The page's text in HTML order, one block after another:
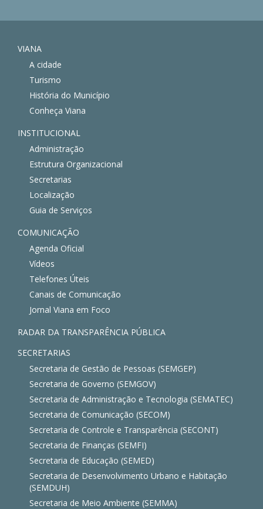
VIANA
A cidade
Turismo
História do Município
Conheça Viana
INSTITUCIONAL
Administração
Estrutura Organizacional
Secretarias
Localização
Guia de Serviços
COMUNICAÇÃO
Agenda Oficial
Vídeos
Telefones Úteis
Canais de Comunicação
Jornal Viana em Foco
RADAR DA TRANSPARÊNCIA PÚBLICA
SECRETARIAS
Secretaria de Gestão de Pessoas (SEMGEP)
Secretaria de Governo (SEMGOV)
Secretaria de Administração e Tecnologia (SEMATEC)
Secretaria de Comunicação (SECOM)
Secretaria de Controle e Transparência (SECONT)
Secretaria de Finanças (SEMFI)
Secretaria de Educação (SEMED)
Secretaria de Desenvolvimento Urbano e Habitação
(SEMDUH)
Secretaria de Meio Ambiente (SEMMA)